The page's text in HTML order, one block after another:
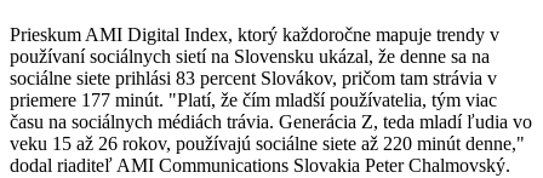
Prieskum AMI Digital Index, ktorý každoročne mapuje trendy v
používaní sociálnych sietí na Slovensku ukázal, že denne sa na
sociálne siete prihlási 83 percent Slovákov, pričom tam strávia v
priemere 177 minút. "Platí, že čím mladší používatelia, tým viac
času na sociálnych médiách trávia. Generácia Z, teda mladí ľudia vo
veku 15 až 26 rokov, používajú sociálne siete až 220 minút denne,"
dodal riaditeľ AMI Communications Slovakia Peter Chalmovský.